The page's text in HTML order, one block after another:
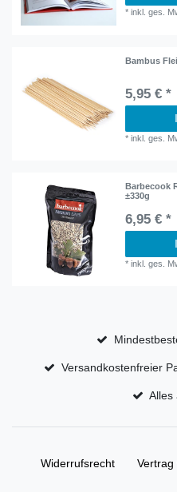
*inkl. ges.
Bambus
5,95 € *
*inkl. ges.
Barbecook
±330g
6,95 € *
*inkl. ges.
Versandkostenfreier
Alles
Widerrufs­recht Vertrag